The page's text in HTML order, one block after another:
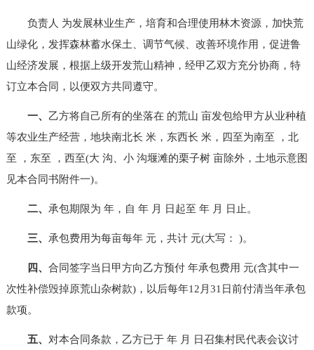
负责人 为发展林业生产，培育和合理使用林木资源，加快荒
山绿化，发挥森林蓄水保土、调节气候、改善环境作用，促进鲁
山经济发展，根据上级开发荒山精神，经甲乙双方充分协商，特
订立本合同，以便双方共同遵守。
一、 乙方将自己所有的坐落在 的荒山 亩发包给甲方从业种植
等农业生产经营，地块南北长 米，东西长 米，四至为南至 ，北
至 ，东至 ，西至(大 沟、小 沟堰滩的栗子树 亩除外，土地示意图
见本合同书附件一)。
二、 承包期限为 年，自 年 月 日起至 年 月 日止。
三、 承包费用为每亩每年 元，共计 元(大写： )。
四、 合同签字当日甲方向乙方预付 年承包费用 元(含其中一
次性补偿毁掉原荒山杂树款)，以后每年12月31日前付清当年承包
款项。
五、 对本合同条款，乙方已于 年 月 日召集村民代表会议讨